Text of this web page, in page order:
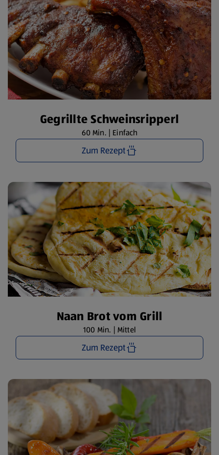
Gegrillte Schweinsripperl
60 Min. | Einfach
Zum Rezept
Naan Brot vom Grill
100 Min. | Mittel
Zum Rezept